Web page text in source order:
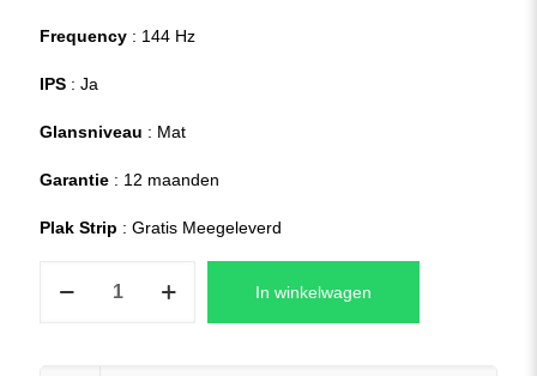
Frequency : 144 Hz
IPS : Ja
Glansniveau : Mat
Garantie : 12 maanden
Plak Strip : Gratis Meegeleverd
FA506NC-
In winkelwagen